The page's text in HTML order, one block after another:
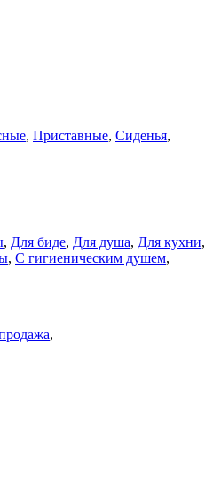
, Приставные, Сиденья,
, Для биде, Для душа, Для кухни,
, C гигиеническим душем,
,